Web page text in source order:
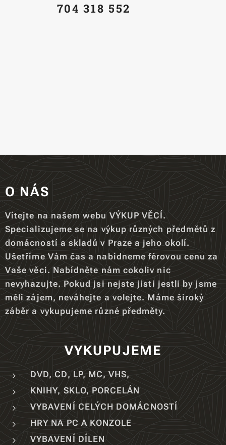
704 318 552
O NÁS
Vítejte na našem webu VÝKUP VĚCÍ.
Specializujeme se na výkup různých předmětů z
domácností a skladů v Praze a jeho okolí.
Ušetříme Vám čas a nabídneme férovou cenu za
Vaše věci. Nabídněte nám cokoliv nic
nevyhazujte. Pokud jsi nejste jisti jestli by jsme
měli zájem, neváhejte a volejte. Máme široký
záběr a vykupujeme různé předměty.
VYKUPUJEME
DVD, CD, LP, MC, VHS,
KNIHY, SKLO, PORCELÁN
VYBAVENÍ CELÝCH DOMÁCNOSTÍ
HRY NA PC A KONZOLE
VYBAVENÍ DÍLEN